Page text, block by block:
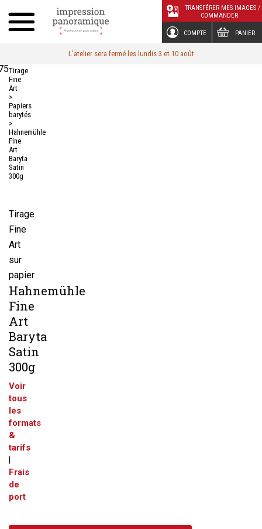
COMPTE PANIER
TRANSFÉRER MES IMAGES /
COMMANDER
L'atelier sera fermé les lundis 3 et 10 août
Tirage
Fine
Art
>
Papiers
barytés
>
Hahnemühle
Fine
Art
Baryta
Satin
300g
Tirage
Fine
Art
sur
papier
Hahnemühle
Fine
Art
Baryta
Satin
300g
Voir
tous
les
formats
&
tarifs
Frais
de
port